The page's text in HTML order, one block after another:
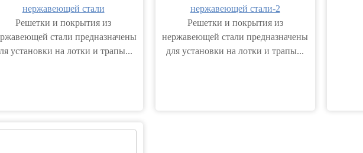
нержавеющей стали
Решетки и покрытия из
стали предназначены
установки на лотки и трапы...
нержавеющей стали-2
Решетки и покрытия из
нержавеющей стали предназначены
для установки на лотки и трапы...